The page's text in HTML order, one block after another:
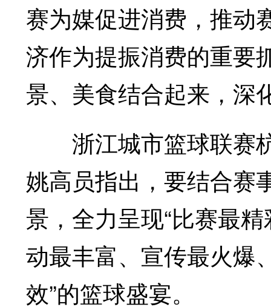
赛为媒促进消费，推动
济作为提振消费的重要
景、美食结合起来，深
浙江城市篮球联赛
姚高员指出，要结合赛
景，全力呈现“比赛最
动最丰富、宣传最火爆
效”的篮球盛宴。